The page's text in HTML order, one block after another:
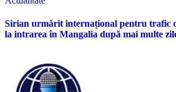
Sirian urmărit internațional pentru trafic
la intrarea în Mangalia după mai multe